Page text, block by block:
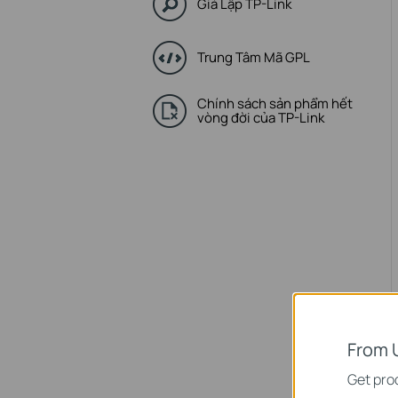
Giả Lập TP-Link
Trung Tâm Mã GPL
Chính sách sản phẩm hết
vòng đời của TP-Link
From
Get